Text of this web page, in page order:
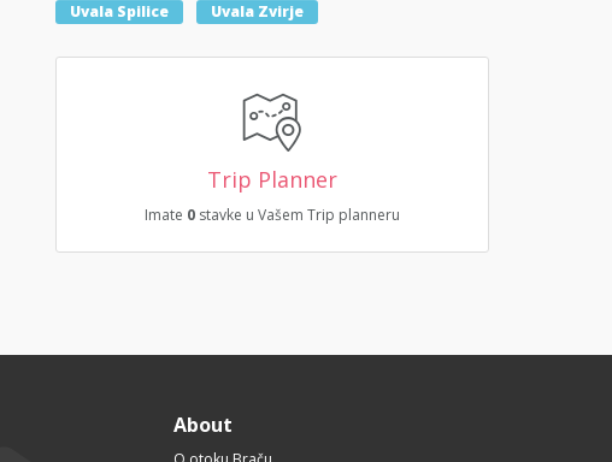
Uvala Spilice Uvala Zvirje
Trip Planner
Imate 0stavke u Vašem Trip planneru
About